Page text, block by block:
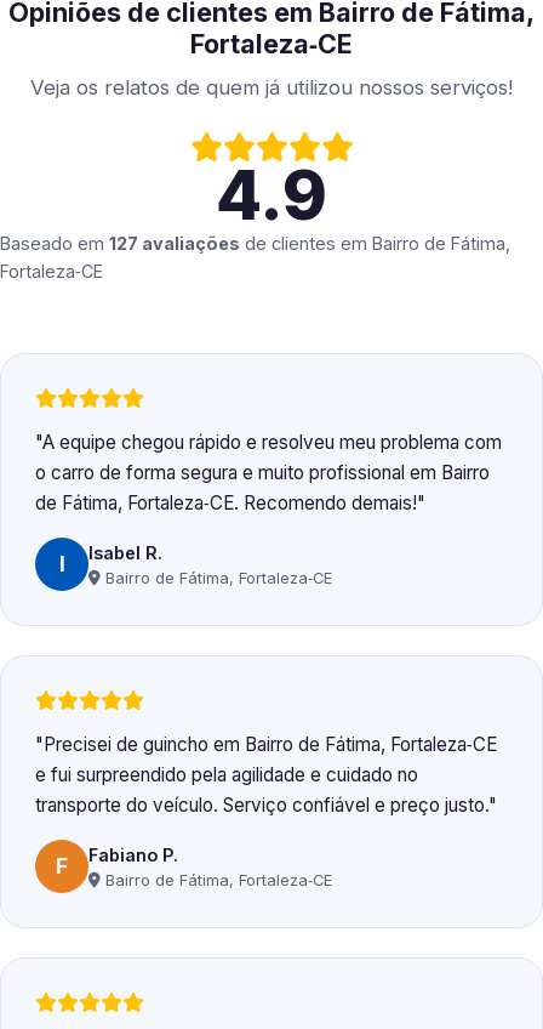
Opiniões de clientes em Bairro de Fátima,
Fortaleza‑CE
Veja os relatos de quem já utilizou nossos serviços!
4.9
Baseado em 127 avaliações de clientes em Bairro de Fátima,
Fortaleza‑CE
A equipe chegou rápido e resolveu meu problema com
o carro de forma segura e muito profissional em Bairro
de Fátima, Fortaleza‑CE. Recomendo demais!
I Isabel R.
Bairro de Fátima, Fortaleza‑CE
Precisei de guincho em Bairro de Fátima, Fortaleza‑CE
e fui surpreendido pela agilidade e cuidado no
transporte do veículo. Serviço confiável e preço justo.
F Fabiano P.
Bairro de Fátima, Fortaleza‑CE